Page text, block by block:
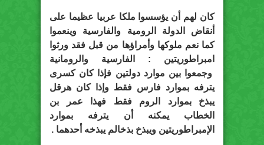
كان لهم أن يؤسسوا ملكا عربيا عظيما على
أنقاض الدولة الرومية والفارسية وينعموا
كما نعم ملوكها وأمراؤها من قبل فقد ورثوا
امبراطوريتين : الفارسية والرومانية
وجمعوا بين موارد دولتين فإذا كان كسرى
يترفه بموارد فارس فقط وإذا كان هرقل
يبذخ بموارد الروم فقط فهذا عمر بن
الخطاب يمكنه أن يترفه بموارد
الإمبراطوريتين ويبذخ بذخالم يبذخه أحدهما .